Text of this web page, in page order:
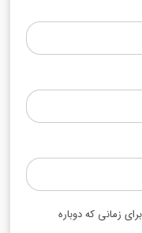
زمانی که دوباره